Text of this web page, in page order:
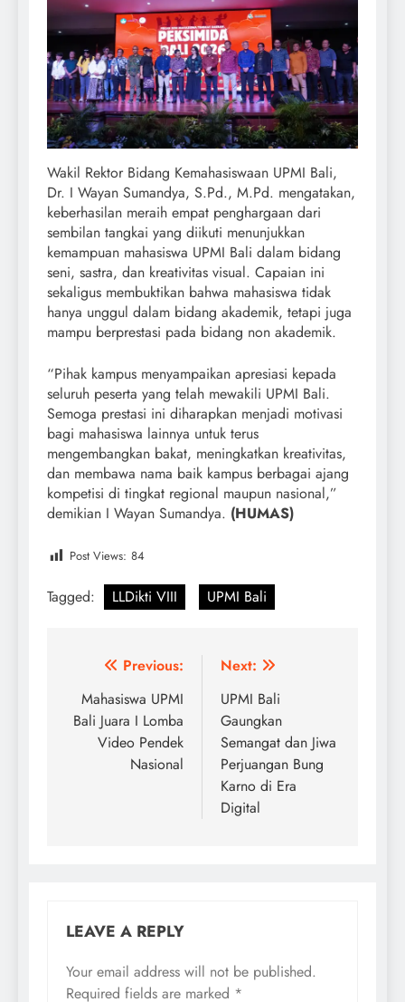
Wakil Rektor Bidang Kemahasiswaan UPMI Bali,
Dr. I Wayan Sumandya, S.Pd., M.Pd. mengatakan,
keberhasilan meraih empat penghargaan dari
sembilan tangkai yang diikuti menunjukkan
kemampuan mahasiswa UPMI Bali dalam bidang
seni, sastra, dan kreativitas visual. Capaian ini
sekaligus membuktikan bahwa mahasiswa tidak
hanya unggul dalam bidang akademik, tetapi juga
mampu berprestasi pada bidang non akademik.
“Pihak kampus menyampaikan apresiasi kepada
seluruh peserta yang telah mewakili UPMI Bali.
Semoga prestasi ini diharapkan menjadi motivasi
bagi mahasiswa lainnya untuk terus
mengembangkan bakat, meningkatkan kreativitas,
dan membawa nama baik kampus berbagai ajang
kompetisi di tingkat regional maupun nasional,”
demikian I Wayan Sumandya. (HUMAS)
Post Views: 84
Tagged: LLDikti VIII UPMI Bali
Post
navigation
Previous:
Mahasiswa UPMI
Bali Juara I Lomba
Video Pendek
Nasional
Next:
UPMI Bali
Gaungkan
Semangat dan Jiwa
Perjuangan Bung
Karno di Era
Digital
LEAVE A REPLY
Your email address will not be published.
Required fields are marked *